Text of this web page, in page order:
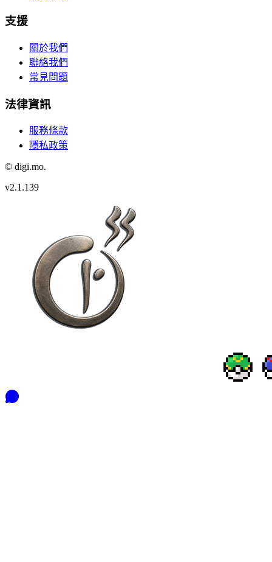
支援
關於我們
聯絡我們
常見問題
法律資訊
服務條款
隱私政策
© digi.mo.
v2.1.139